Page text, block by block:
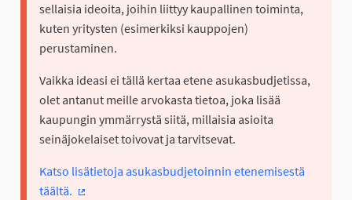
sellaisia ideoita, joihin liittyy kaupallinen toiminta,
kuten yritysten (esimerkiksi kauppojen)
perustaminen.
Vaikka ideasi ei tällä kertaa etene asukasbudjetissa,
olet antanut meille arvokasta tietoa, joka lisää
kaupungin ymmärrystä siitä, millaisia asioita
seinäjokelaiset toivovat ja tarvitsevat.
Katso lisätietoja asukasbudjetoinnin etenemisestä
täältä.